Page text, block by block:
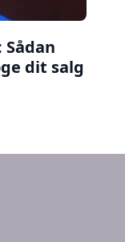
dit salg